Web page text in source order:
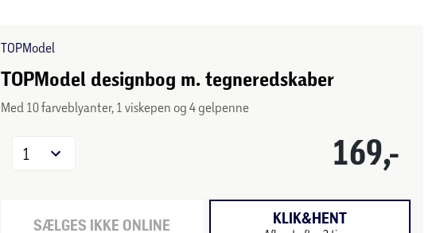
TOPModel
TOPModel designbog m. tegneredskaber
Med 10 farveblyanter, 1 viskepen og 4 gelpenne
169,-
1
SÆLGES IKKE ONLINE KLIK&HENT